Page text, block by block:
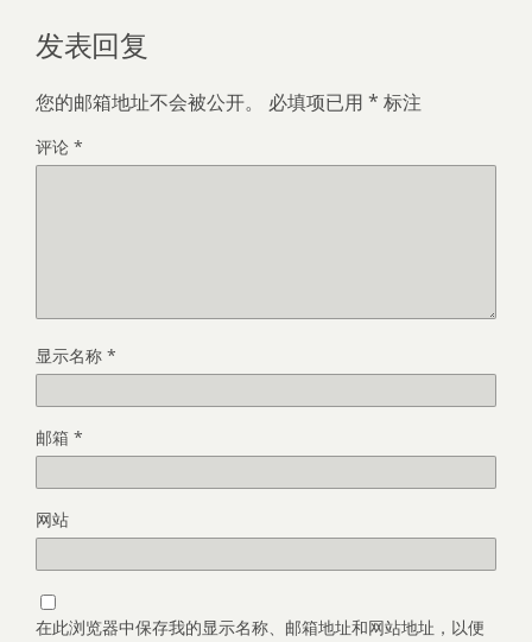
发表回复
您的邮箱地址不会被公开。 必填项已用 * 标注
评论 *
显示名称 *
邮箱 *
网站
在此浏览器中保存我的显示名称、邮箱地址和网站地址，以便